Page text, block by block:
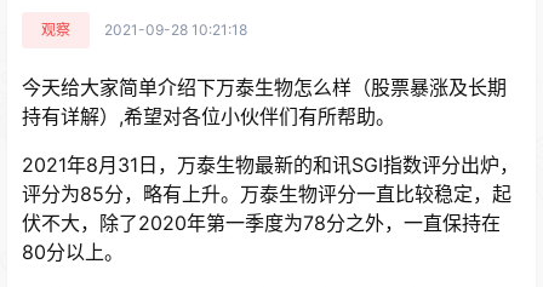
观察 2021-09-28 10:21:18
今天给大家简单介绍下万泰生物怎么样（股票暴涨及长期
持有详解）,希望对各位小伙伴们有所帮助。
2021年8月31日，万泰生物最新的和讯SGI指数评分出炉，
评分为85分，略有上升。万泰生物评分一直比较稳定，起
伏不大，除了2020年第一季度为78分之外，一直保持在
80分以上。